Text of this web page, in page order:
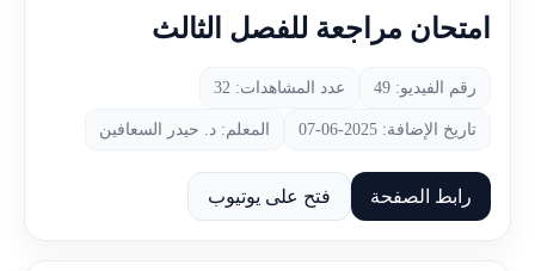
امتحان مراجعة للفصل الثالث
رقم الفيديو: 49 عدد المشاهدات: 32
تاريخ الإضافة: 2025-06-07 المعلم: د. حيدر السعافين
رابط الصفحة فتح على يوتيوب